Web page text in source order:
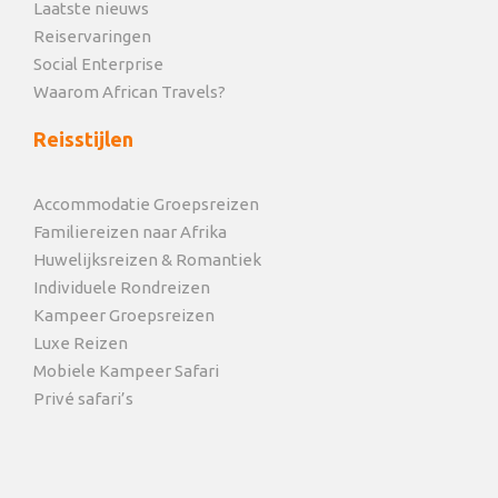
Bij de waterdrinkplaatsen heb je altijd het beste zicht
op de wilde dieren. In de avond kun je je er
aangelegd voor spotters. Tot diep in de nacht is het
grote kuddes olifanten. Verder leven er neushoorns,
giraffes, zebra’s, wildebeesten, springbokken, kudu’s,
jakhalzen, cheeta’s, leeuwen en wrattenzwijnen. Ook
vogelliefhebbers worden verwend: struisvogels,
flamingo’s, maraboes en honderden andere
tropische vogels worden hier waargenomen.
Tip: koop bij de campingwinkel ook een kaart van
Laatste nieuws
Reiservaringen
Social Enterprise
Waarom African Travels?
Reisstijlen
Accommodatie Groepsreizen
Familiereizen naar Afrika
Huwelijksreizen & Romantiek
Individuele Rondreizen
Kampeer Groepsreizen
Luxe Reizen
Mobiele Kampeer Safari
Privé safari’s